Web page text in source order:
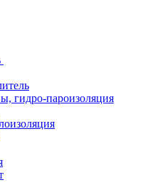
гидро-пароизоляция